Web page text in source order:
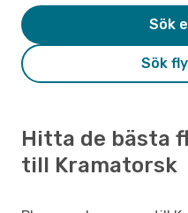
Sök
Sök
Hitta de bästa
till Kramatorsk